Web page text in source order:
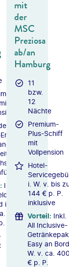
intensive
und
: Inkl.
i.
P.
mit
der
MSC
Preziosa
ab/an
Hamburg
11
bzw.
12
Nächte
Premium-
Plus-Schiff
mit
Vollpension
Hotel-
i. W. v. bis
144 € p. P.
inklusive
Vorteil: Inkl.
All Inclusive-
Easy an
W. v. ca.
€ p. P.